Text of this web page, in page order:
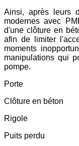
Ainsi, après leurs
modernes avec
d'une clôture en
afin de limiter
moments
manipulations qui
pompe.
Porte
Clôture en béton
Rigole
Puits perdu